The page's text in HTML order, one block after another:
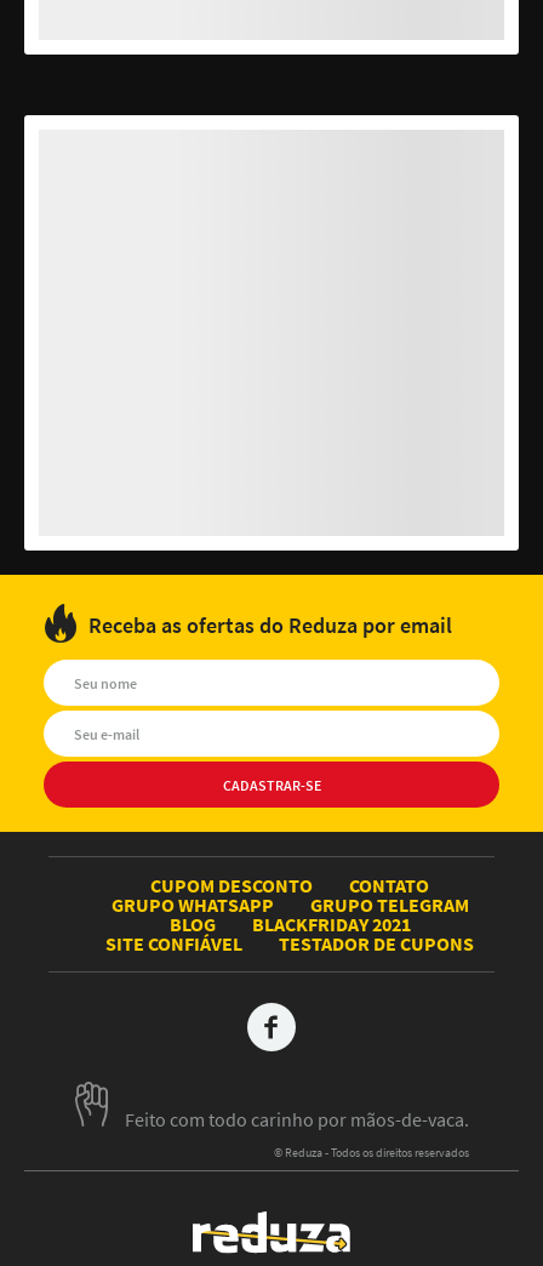
Receba as ofertas do Reduza por email
CUPOM DESCONTO
CONTATO
GRUPO WHATSAPP
GRUPO TELEGRAM
BLOG
BLACKFRIDAY 2021
SITE CONFIÁVEL
TESTADOR DE CUPONS
Feito com todo carinho por mãos-de-vaca.
© Reduza - Todos os direitos reservados